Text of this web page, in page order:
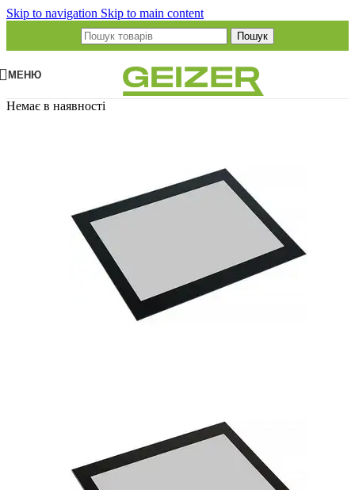
Skip to navigation Skip to main content
Пошук
МЕНЮ
Немає в наявності